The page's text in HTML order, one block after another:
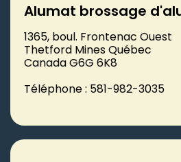
Alumat brossage
1365, boul. Frontenac Ouest
Thetford Mines Québec
Canada G6G 6K8
Téléphone : 581-982-3035